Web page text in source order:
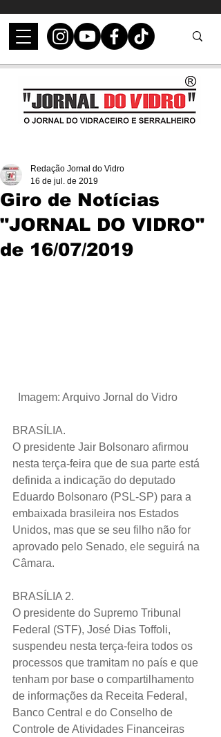
Giro de Notícias
"JORNAL DO VIDRO"
de 16/07/2019
Redação Jornal do Vidro
16 de jul. de 2019
Imagem: Arquivo Jornal do Vidro
BRASÍLIA.
O presidente Jair Bolsonaro afirmou
nesta terça-feira que de sua parte está
definida a indicação do deputado
Eduardo Bolsonaro (PSL-SP) para a
embaixada brasileira nos Estados
Unidos, mas que se seu filho não for
aprovado pelo Senado, ele seguirá na
Câmara.
BRASÍLIA 2.
O presidente do Supremo Tribunal
Federal (STF), José Dias Toffoli,
suspendeu nesta terça-feira todos os
processos que tramitam no país e que
tenham por base o compartilhamento
de informações da Receita Federal,
Banco Central e do Conselho de
Controle de Atividades Financeiras